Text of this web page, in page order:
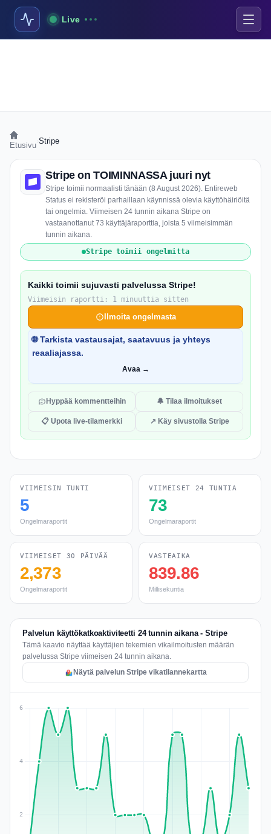
Live
Etusivu Stripe
Stripe on TOIMINNASSA juuri nyt
Stripe toimii normaalisti tänään (8 August 2026). Entireweb
Status ei rekisteröi parhaillaan käynnissä olevia käyttöhäiriöitä
tai ongelmia. Viimeisen 24 tunnin aikana Stripe on
vastaanottanut 73 käyttäjäraporttia, joista 5 viimeisimmän
tunnin aikana.
Stripe toimii ongelmitta
Kaikki toimii sujuvasti palvelussa Stripe!
Viimeisin raportti: 1 minuuttia sitten
Ilmoita ongelmasta
🌐 Tarkista vastausajat, saatavuus ja yhteys
reaaliajassa.
Avaa →
Hyppää kommentteihin 🔔 Tilaa ilmoitukset
📋 Upota live-tilamerkki ↗ Käy sivustolla Stripe
VIIMEISIN TUNTI
5
Ongelmaraportit
VIIMEISET 24 TUNTIA
73
Ongelmaraportit
VIIMEISET 30 PÄIVÄÄ
2,373
Ongelmaraportit
VASTEAIKA
839.86
Millisekuntia
Palvelun käyttökatkoaktiviteetti 24 tunnin aikana - Stripe
Tämä kaavio näyttää käyttäjien tekemien vikailmoitusten määrän
palvelussa Stripe viimeisen 24 tunnin aikana.
Näytä palvelun Stripe vikatilannekartta